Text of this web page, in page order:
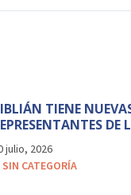
TIENE
DE
julio, 2026
SIN CATEGORÍA